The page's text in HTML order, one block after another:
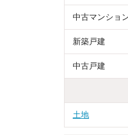
中古マンショ
新築戸建
中古戸建
土地